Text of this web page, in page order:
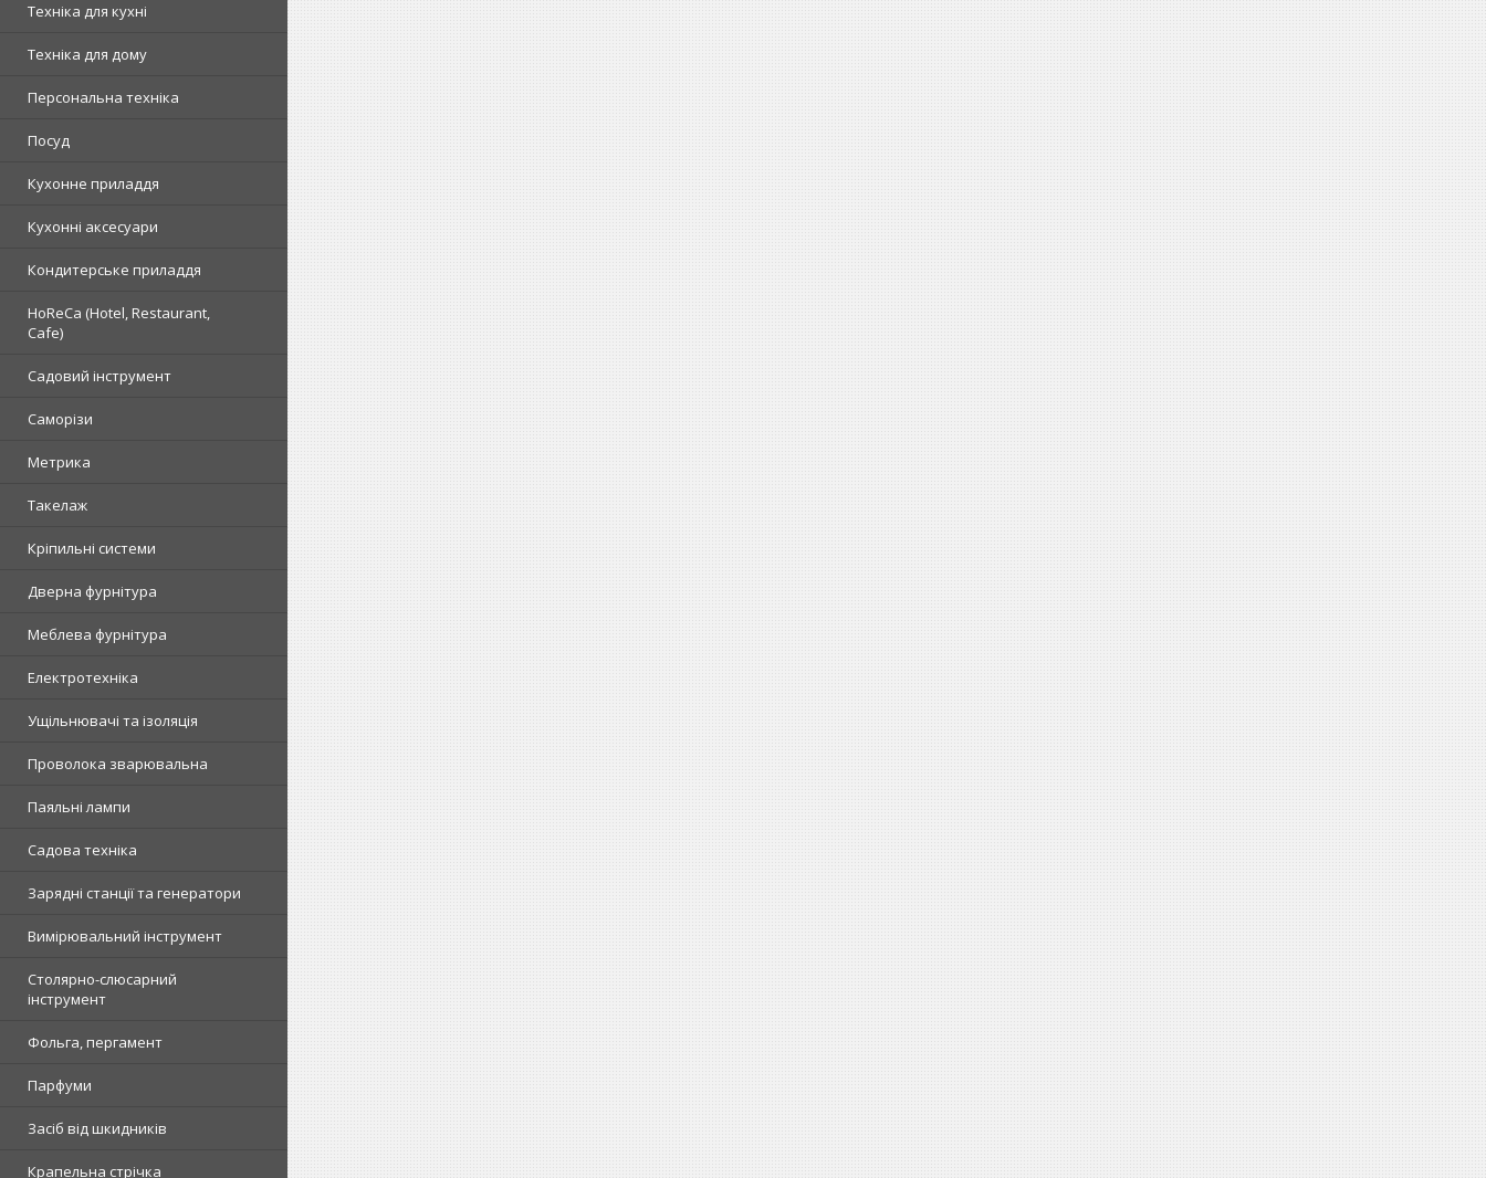
Техніка для кухні
Техніка для дому
Персональна техніка
Посуд
Кухонне приладдя
Кухонні аксесуари
Кондитерське приладдя
HoReCa (Hotel, Restaurant,
Cafe)
Садовий інструмент
Саморізи
Метрика
Такелаж
Кріпильні системи
Дверна фурнітура
Меблева фурнітура
Електротехніка
Ущільнювачі та ізоляція
Проволока зварювальна
Паяльні лампи
Садова техніка
Зарядні станції та генератори
Вимірювальний інструмент
Столярно-слюсарний
інструмент
Фольга, пергамент
Парфуми
Засіб від шкидників
Крапельна стрічка